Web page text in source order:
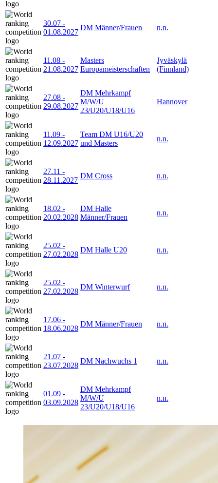
30.07 -
01.08.2027
DM Männer/Frauen n.n.
11.08 -
21.08.2027
Masters
Europameisterschaften
Jyväskylä
(Finnland)
27.08 -
29.08.2027
DM Mehrkampf
M/W/U
23/U20/U18/U16
Hannover
11.09 -
12.09.2027
Team DM U16/U20
und Masters
n.n.
27.11 -
28.11.2027
DM Cross n.n.
18.02 -
20.02.2028
DM Halle
Männer/Frauen
n.n.
25.02 -
27.02.2028
DM Halle U20 n.n.
25.02 -
27.02.2028
DM Winterwurf n.n.
17.06 -
18.06.2028
DM Männer/Frauen n.n.
21.07 -
23.07.2028
DM Nachwuchs 1 n.n.
01.09 -
03.09.2028
DM Mehrkampf
M/W/U
23/U20/U18/U16
n.n.